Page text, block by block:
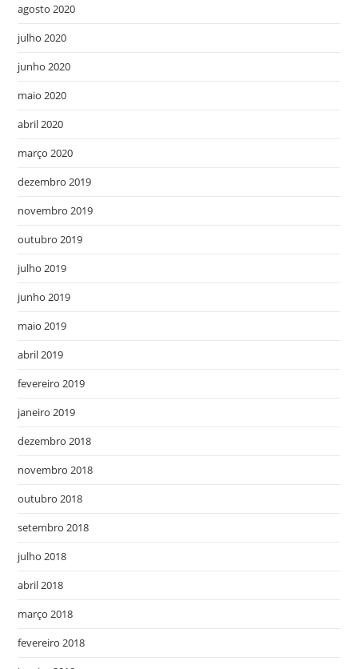
agosto 2020
julho 2020
junho 2020
maio 2020
abril 2020
março 2020
dezembro 2019
novembro 2019
outubro 2019
julho 2019
junho 2019
maio 2019
abril 2019
fevereiro 2019
janeiro 2019
dezembro 2018
novembro 2018
outubro 2018
setembro 2018
julho 2018
abril 2018
março 2018
fevereiro 2018